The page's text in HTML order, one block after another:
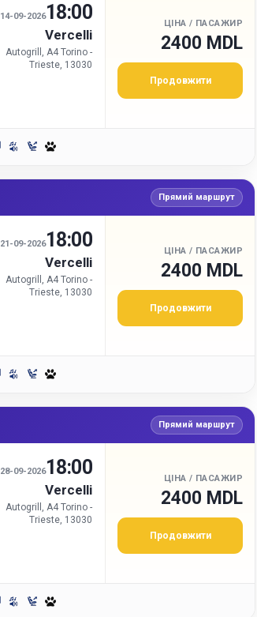
14-09-202618:00
Vercelli
Autogrill, A4 Torino -
Trieste, 13030
ЦІНА / ПАСАЖИР
2400 MDL
Продовжити
Прямий маршрут
21-09-202618:00
Vercelli
Autogrill, A4 Torino -
Trieste, 13030
ЦІНА / ПАСАЖИР
2400 MDL
Продовжити
Прямий маршрут
28-09-202618:00
Vercelli
Autogrill, A4 Torino -
Trieste, 13030
ЦІНА / ПАСАЖИР
2400 MDL
Продовжити